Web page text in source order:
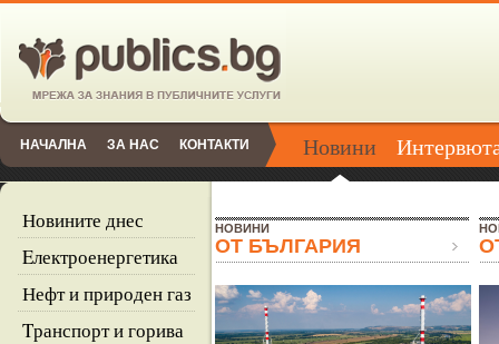
НАЧАЛНА ЗА НАС КОНТАКТИ Новини
Новините днес
Eлектроенергетика
Нефт и природен газ
Tранспорт и горива
НОВИНИ
ОТ БЪЛГАРИЯ